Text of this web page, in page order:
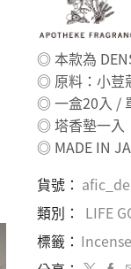
◎ 本款為
◎ 原料：小荳
◎ 一盒20入 /
◎ 塔香墊一入
◎ MADE IN
貨號：
類別：
LIFE
標籤：